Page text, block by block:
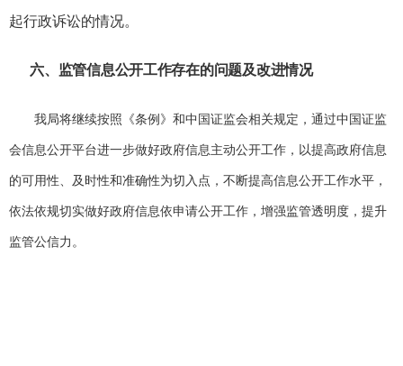
起行政诉讼的情况。
六、 监管信息公开工作存在的问题及改进情况
我局将继续按照《条例》和中国证监会相关规定，通过中国证监
会信息公开平台进一步做好政府信息主动公开工作，以提高政府信息
的可用性、及时性和准确性为切入点，不断提高信息公开工作水平，
依法依规切实做好政府信息依申请公开工作，增强监管透明度，提升
监管公信力。